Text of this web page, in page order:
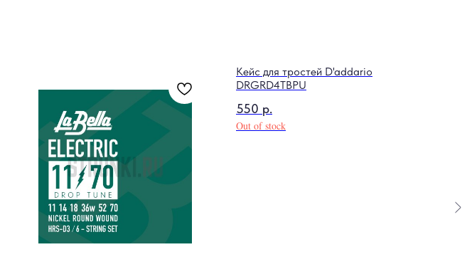
Кейс для тростей D'addario
DRGRD4TBPU
550 р.
Out of stock